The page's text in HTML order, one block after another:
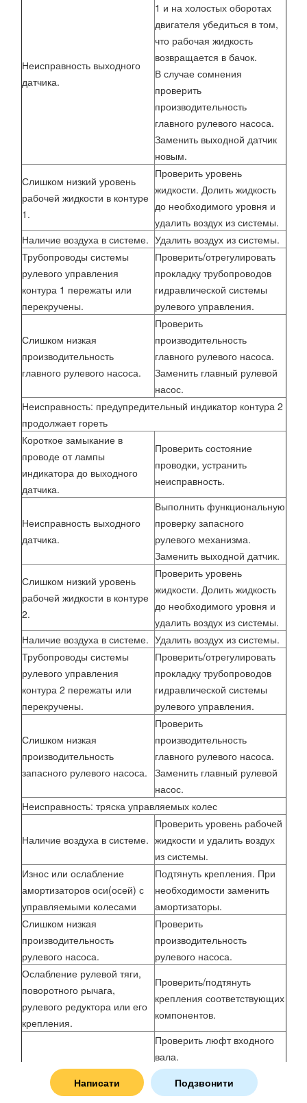
Написати Подзвонити
Неисправность выходного
датчика.
1 и на холостых оборотах
двигателя убедиться в том,
что рабочая жидкость
возвращается в бачок.
В случае сомнения
проверить
производительность
главного рулевого насоса.
Заменить выходной датчик
новым.
Слишком низкий уровень
рабочей жидкости в контуре
1.
Проверить уровень
жидкости. Долить жидкость
до необходимого уровня и
удалить воздух из системы.
Наличие воздуха в системе. Удалить воздух из системы.
Трубопроводы системы
рулевого управления
контура 1 пережаты или
перекручены.
Проверить/отрегулировать
прокладку трубопроводов
гидравлической системы
рулевого управления.
Слишком низкая
производительность
главного рулевого насоса.
Проверить
производительность
главного рулевого насоса.
Заменить главный рулевой
насос.
Неисправность: предупредительный индикатор контура 2
продолжает гореть
Короткое замыкание в
проводе от лампы
индикатора до выходного
датчика.
Проверить состояние
проводки, устранить
неисправность.
Неисправность выходного
датчика.
Выполнить функциональную
проверку запасного
рулевого механизма.
Заменить выходной датчик.
Слишком низкий уровень
рабочей жидкости в контуре
2.
Проверить уровень
жидкости. Долить жидкость
до необходимого уровня и
удалить воздух из системы.
Наличие воздуха в системе. Удалить воздух из системы.
Трубопроводы системы
рулевого управления
контура 2 пережаты или
перекручены.
Проверить/отрегулировать
прокладку трубопроводов
гидравлической системы
рулевого управления.
Слишком низкая
производительность
запасного рулевого насоса.
Проверить
производительность
главного рулевого насоса.
Заменить главный рулевой
насос.
Неисправность: тряска управляемых колес
Наличие воздуха в системе.
Проверить уровень рабочей
жидкости и удалить воздух
из системы.
Износ или ослабление
амортизаторов оси(осей) с
управляемыми колесами
Подтянуть крепления. При
необходимости заменить
амортизаторы.
Слишком низкая
производительность
рулевого насоса.
Проверить
производительность
рулевого насоса.
Ослабление рулевой тяги,
поворотного рычага,
рулевого редуктора или его
крепления.
Проверить/подтянуть
крепления соответствующих
компонентов.
Чрезмерный внутренний
люфт рулевого редуктора.
Проверить люфт входного
вала.
Проверить точку давления
рулевого редуктора.